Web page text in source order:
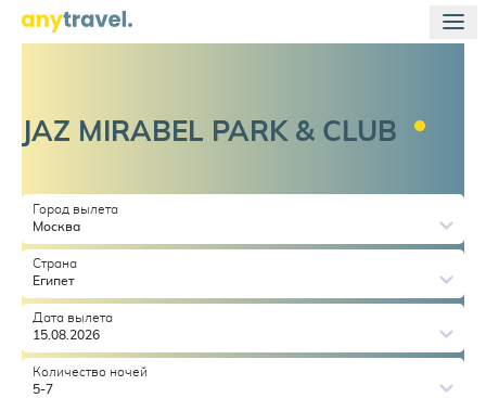
JAZ MIRABEL PARK & CLUB
Город вылета
Москва
Страна
Египет
Дата вылета
15.08.2026
Количество ночей
5-7